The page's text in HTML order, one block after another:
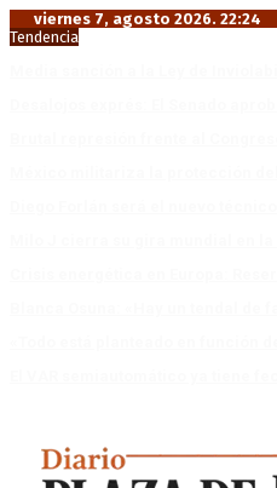
viernes 7, agosto 2026. 22:24
Tendencia